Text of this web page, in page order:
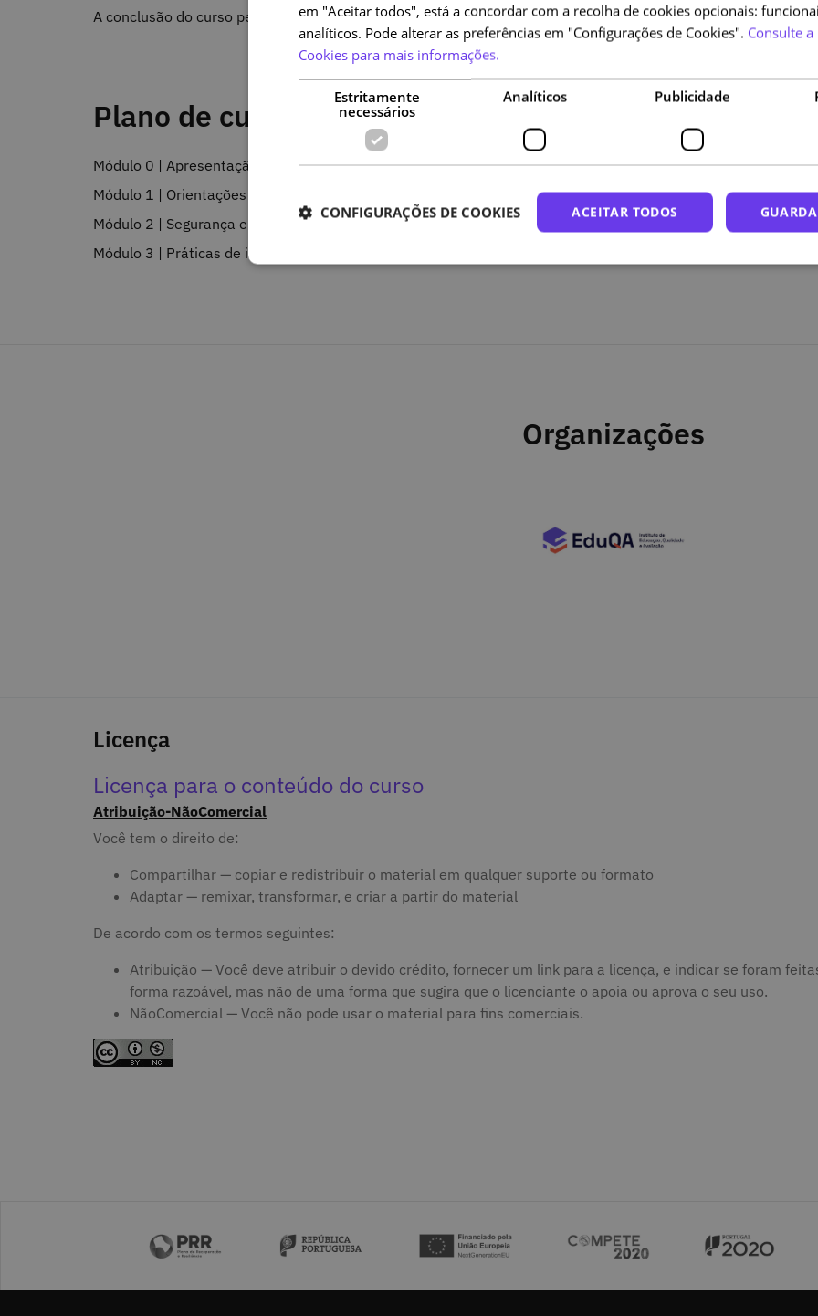
A conclusão do curso permite a obtenção de um Certificado Digital de Conclusão do Curso.
Plano de curso
Módulo 0 | Apresentação do curso
Módulo 1 | Orientações para o E@D
Módulo 2 | Segurança e Cidadania Digital no E@D
Módulo 3 | Práticas de implementação do E@D
Organizações
Licença
Licença para o conteúdo do curso
Atribuição-NãoComercial
Você tem o direito de:
Compartilhar — copiar e redistribuir o material em qualquer suporte ou formato
Adaptar — remixar, transformar, e criar a partir do material
De acordo com os termos seguintes:
Atribuição — Você deve atribuir o devido crédito, fornecer um link para a licença, e indicar se foram
forma razoável, mas não de uma forma que sugira que o licenciante o apoia ou aprova o seu uso.
NãoComercial — Você não pode usar o material para fins comerciais.
em "Aceitar todos", está a concordar com a recolha de cookies opcionais:
analíticos. Pode alterar as preferências em "Configurações de Cookies". Consulte
Cookies para mais informações.
Estritamente
necessários
Analíticos Publicidade
ACEITAR TODOS
CONFIGURAÇÕES DE COOKIES